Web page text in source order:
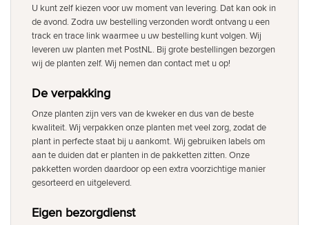
U kunt zelf kiezen voor uw moment van levering. Dat kan ook in
de avond. Zodra uw bestelling verzonden wordt ontvang u een
track en trace link waarmee u uw bestelling kunt volgen. Wij
leveren uw planten met PostNL. Bij grote bestellingen bezorgen
wij de planten zelf. Wij nemen dan contact met u op!
De verpakking
Onze planten zijn vers van de kweker en dus van de beste
kwaliteit. Wij verpakken onze planten met veel zorg, zodat de
plant in perfecte staat bij u aankomt. Wij gebruiken labels om
aan te duiden dat er planten in de pakketten zitten. Onze
pakketten worden daardoor op een extra voorzichtige manier
gesorteerd en uitgeleverd.
Eigen bezorgdienst